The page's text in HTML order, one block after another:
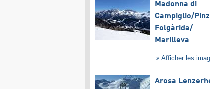
Madonna di
Campiglio/​
Folgàrida/​
Marilleva
Afficher les
Arosa